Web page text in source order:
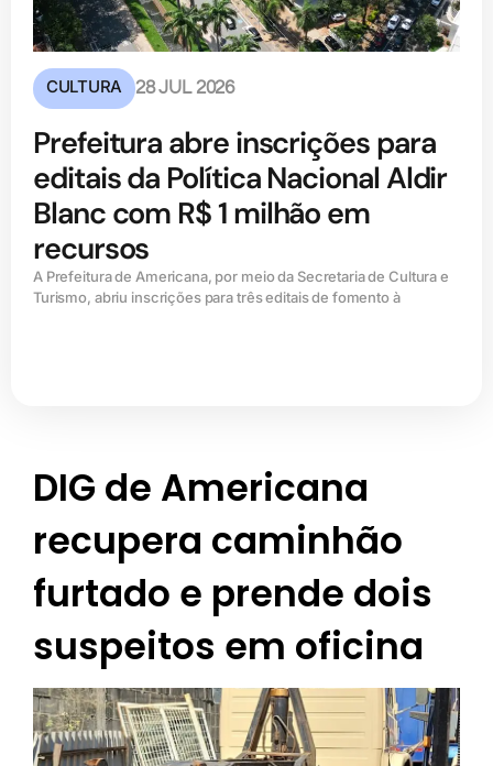
CULTURA 28 JUL 2026
Prefeitura abre inscrições para
editais da Política Nacional Aldir
Blanc com R$ 1 milhão em
recursos
A Prefeitura de Americana, por meio da Secretaria de Cultura e
Turismo, abriu inscrições para três editais de fomento à
DIG de Americana
recupera caminhão
furtado e prende dois
suspeitos em oficina